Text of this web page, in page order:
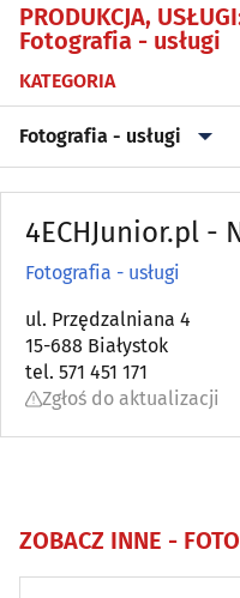
PRODUKCJA, USŁUGI
Fotografia - usługi
KATEGORIA
Fotografia - usługi
Archiwizacja
Automatyka przemysłowa
Bielizna - producenci,
Biura matrymonialne(0)
Catering(9)
4ECHJunior.pl -
Fotografia - usługi
ul. Przędzalniana 4
15-688 Białystok
tel. 571 451 171
Zgłoś do aktualizacji
ZOBACZ INNE -